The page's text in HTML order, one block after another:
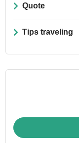
Quote
Tips traveling